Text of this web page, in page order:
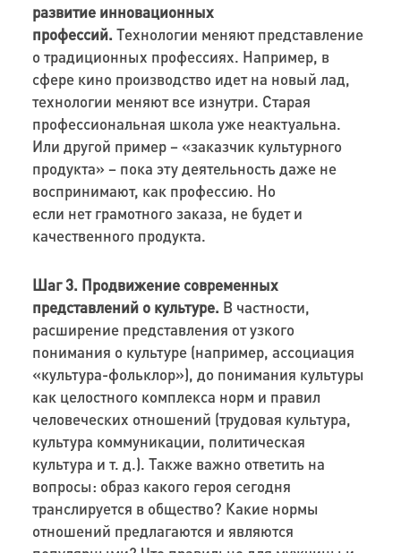
развитие инновационных
профессий. Технологии меняют представление
о традиционных профессиях. Например, в
сфере кино производство идет на новый лад,
технологии меняют все изнутри. Старая
профессиональная школа уже неактуальна.
Или другой пример – «заказчик культурного
продукта» – пока эту деятельность даже не
воспринимают, как профессию. Но
если нет грамотного заказа, не будет и
качественного продукта.
Шаг 3. Продвижение современных
представлений о культуре. В частности,
расширение представления от узкого
понимания о культуре (например, ассоциация
«культура-фольклор»), до понимания культуры
как целостного комплекса норм и правил
человеческих отношений (трудовая культура,
культура коммуникации, политическая
культура и т. д.). Также важно ответить на
вопросы: образ какого героя сегодня
транслируется в общество? Какие нормы
отношений предлагаются и являются